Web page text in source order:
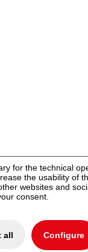
for the technical
the usability of
websites and
consent.
all Configure